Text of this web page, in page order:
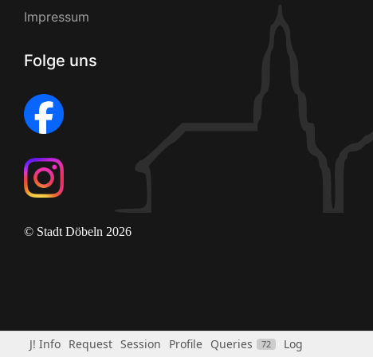
Impressum
Folge uns
© Stadt Döbeln 2026
J! Info Request Session Profile Queries 72 Log